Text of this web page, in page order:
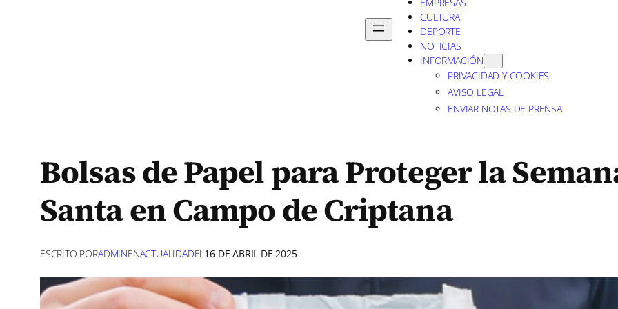
CULTURA
DEPORTE
NOTICIAS
INFORMACIÓN
PRIVACIDAD Y COOKIES
AVISO LEGAL
ENVIAR NOTAS DE PRENSA
Bolsas de Papel para Proteger la
Santa en Campo de Criptana
ESCRITO PORADMINENACTUALIDADEL 16 DE ABRIL DE 2025